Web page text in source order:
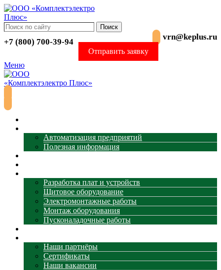
Поиск
vrn@keplus.ru
+7 (800) 700-39-94
Отправить заявку
Меню
Автоматизация предприятий
Полезная информация
Разработка плат и устройств
Щитовое оборудование
Электромонтажные работы
Монтаж оборудования
Пусконаладочные работы
Наши партнёры
Сертификаты
Наши вакансии